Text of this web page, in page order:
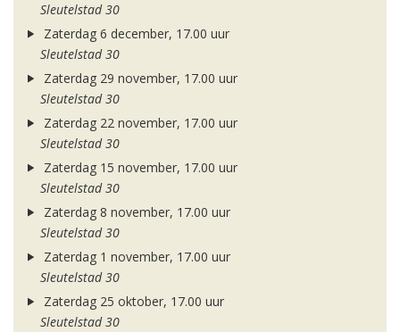
Sleutelstad 30
Zaterdag 6 december, 17.00 uur
Sleutelstad 30
Zaterdag 29 november, 17.00 uur
Sleutelstad 30
Zaterdag 22 november, 17.00 uur
Sleutelstad 30
Zaterdag 15 november, 17.00 uur
Sleutelstad 30
Zaterdag 8 november, 17.00 uur
Sleutelstad 30
Zaterdag 1 november, 17.00 uur
Sleutelstad 30
Zaterdag 25 oktober, 17.00 uur
Sleutelstad 30